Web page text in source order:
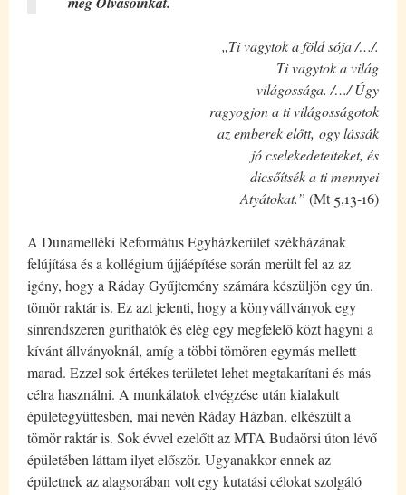
„Ti vagytok a föld sója /…/.
Ti vagytok a világ
világossága. /…/ Úgy
ragyogjon a ti világosságotok
az emberek előtt, ogy lássák
jó cselekedeteiteket, és
dicsőítsék a ti mennyei
Atyátokat.” (Mt 5,13-16)
A Dunamelléki Református Egyházkerület székházának
felújítása és a kollégium újjáépítése során merült fel az az
igény, hogy a Ráday Gyűjtemény számára készüljön egy ún.
tömör raktár is. Ez azt jelenti, hogy a könyvállványok egy
sínrendszeren guríthatók és elég egy megfelelő közt hagyni a
kívánt állványoknál, amíg a többi tömören egymás mellett
marad. Ezzel sok értékes területet lehet megtakarítani és más
célra használni. A munkálatok elvégzése után kialakult
épületegyüttesben, mai nevén Ráday Házban, elkészült a
tömör raktár is. Sok évvel ezelőtt az MTA Budaörsi úton lévő
épületében láttam ilyet először. Ugyanakkor ennek az
épületnek az alagsorában volt egy kutatási célokat szolgáló